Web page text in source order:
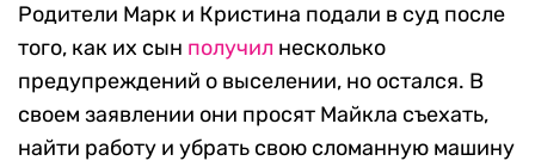
Родители Марк и Кристина подали в суд после
того, как их сын получил несколько
предупреждений о выселении, но остался. В
своем заявлении они просят Майкла съехать,
найти работу и убрать свою сломанную машину